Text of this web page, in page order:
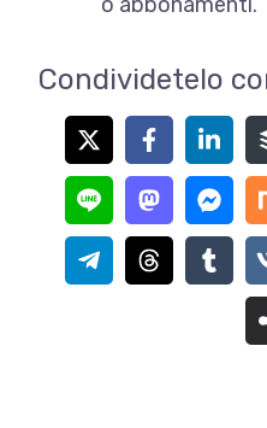
Condividetelo